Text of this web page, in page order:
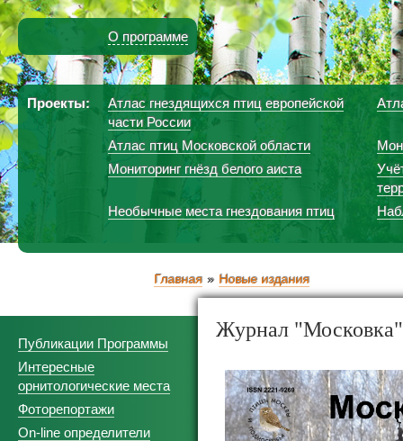
О программе
Проекты:
Атлас гнездящихся птиц европейской
части России
Атлас птиц Московской области
Мониторинг гнёзд белого аиста
Необычные места гнездования птиц
Главная Новые издания
Публикации Программы
Интересные
орнитологические места
Фоторепортажи
On-line определители
Журнал